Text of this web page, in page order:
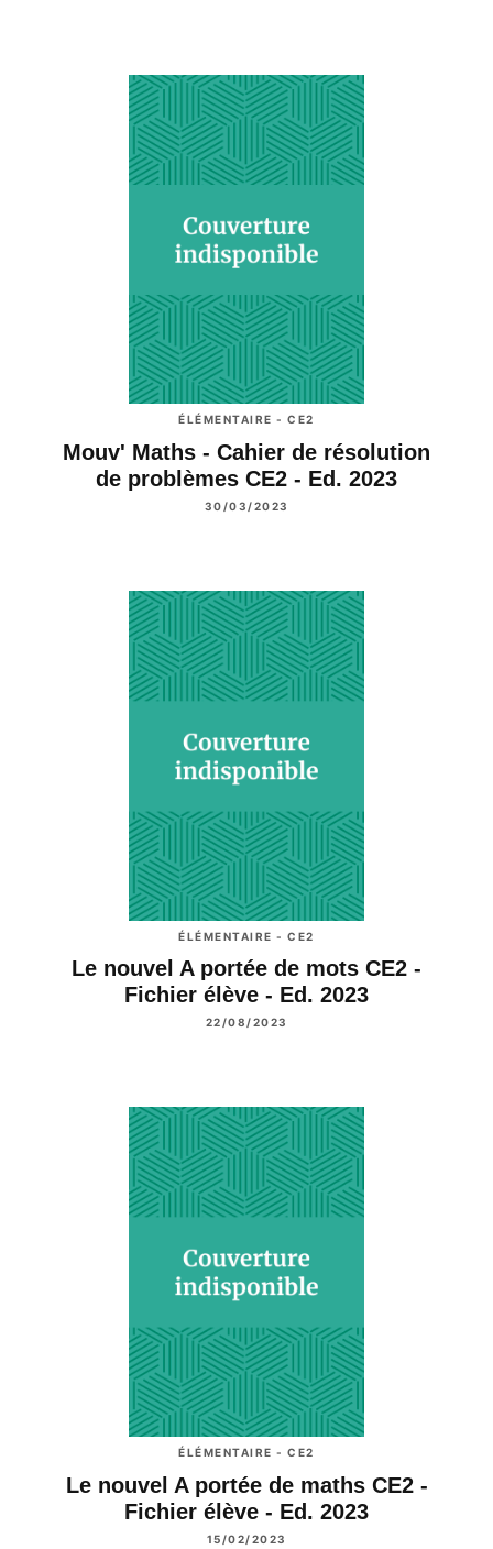
ÉLÉMENTAIRE - CE2
Mouv' Maths - Cahier de résolution
de problèmes CE2 - Ed. 2023
30/03/2023
ÉLÉMENTAIRE - CE2
Le nouvel A portée de mots CE2 -
Fichier élève - Ed. 2023
22/08/2023
ÉLÉMENTAIRE - CE2
Le nouvel A portée de maths CE2 -
Fichier élève - Ed. 2023
15/02/2023